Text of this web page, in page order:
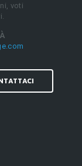
voti